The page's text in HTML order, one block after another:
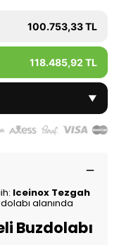
100.753,33 TL
118.485,92 TL
▼
Iceinox Tezgah
alanında
Buzdolabı